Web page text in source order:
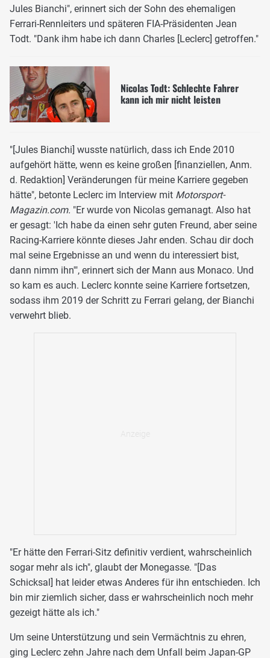
Jules Bianchi", erinnert sich der Sohn des ehemaligen
Ferrari-Rennleiters und späteren FIA-Präsidenten Jean
Todt. "Dank ihm habe ich dann Charles [Leclerc] getroffen."
Nicolas Todt: Schlechte Fahrer
kann ich mir nicht leisten
"[Jules Bianchi] wusste natürlich, dass ich Ende 2010
aufgehört hätte, wenn es keine großen [finanziellen, Anm.
d. Redaktion] Veränderungen für meine Karriere gegeben
hätte", betonte Leclerc im Interview mit Motorsport-
Magazin.com. "Er wurde von Nicolas gemanagt. Also hat
er gesagt: 'Ich habe da einen sehr guten Freund, aber seine
Racing-Karriere könnte dieses Jahr enden. Schau dir doch
mal seine Ergebnisse an und wenn du interessiert bist,
dann nimm ihn'", erinnert sich der Mann aus Monaco. Und
so kam es auch. Leclerc konnte seine Karriere fortsetzen,
sodass ihm 2019 der Schritt zu Ferrari gelang, der Bianchi
verwehrt blieb.
"Er hätte den Ferrari-Sitz definitiv verdient, wahrscheinlich
sogar mehr als ich", glaubt der Monegasse. "[Das
Schicksal] hat leider etwas Anderes für ihn entschieden. Ich
bin mir ziemlich sicher, dass er wahrscheinlich noch mehr
gezeigt hätte als ich."
Um seine Unterstützung und sein Vermächtnis zu ehren,
ging Leclerc zehn Jahre nach dem Unfall beim Japan-GP